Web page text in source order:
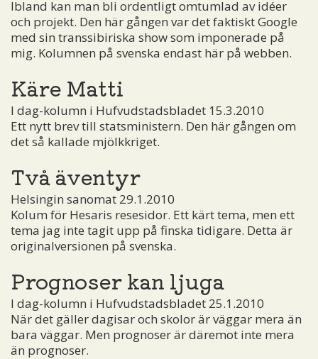
Ibland kan man bli ordentligt omtumlad av idéer
och projekt. Den här gången var det faktiskt Google
med sin transsibiriska show som imponerade på
mig. Kolumnen på svenska endast här på webben.
Käre Matti
I dag-kolumn i Hufvudstadsbladet 15.3.2010
Ett nytt brev till statsministern. Den här gången om
det så kallade mjölkkriget.
Två äventyr
Helsingin sanomat 29.1.2010
Kolum för Hesaris resesidor. Ett kärt tema, men ett
tema jag inte tagit upp på finska tidigare. Detta är
originalversionen på svenska.
Prognoser kan ljuga
I dag-kolumn i Hufvudstadsbladet 25.1.2010
När det gäller dagisar och skolor är väggar mera än
bara väggar. Men prognoser är däremot inte mera
än prognoser.